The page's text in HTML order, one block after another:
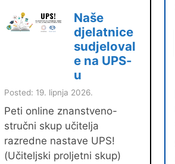
DRŽAVNOM
LIKOVNOM
NATJEČAJU
Naše
djelatnice
sudjeloval
e na UPS-
u
Posted: 19. lipnja 2026.
Peti online znanstveno-
stručni skup učitelja
razredne nastave UPS!
(Učiteljski proljetni skup)